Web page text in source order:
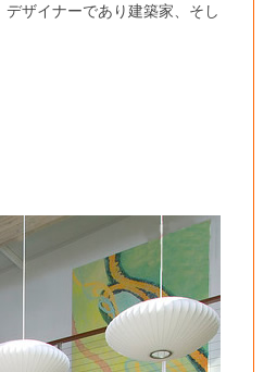
ザイナーであり建築家、そし